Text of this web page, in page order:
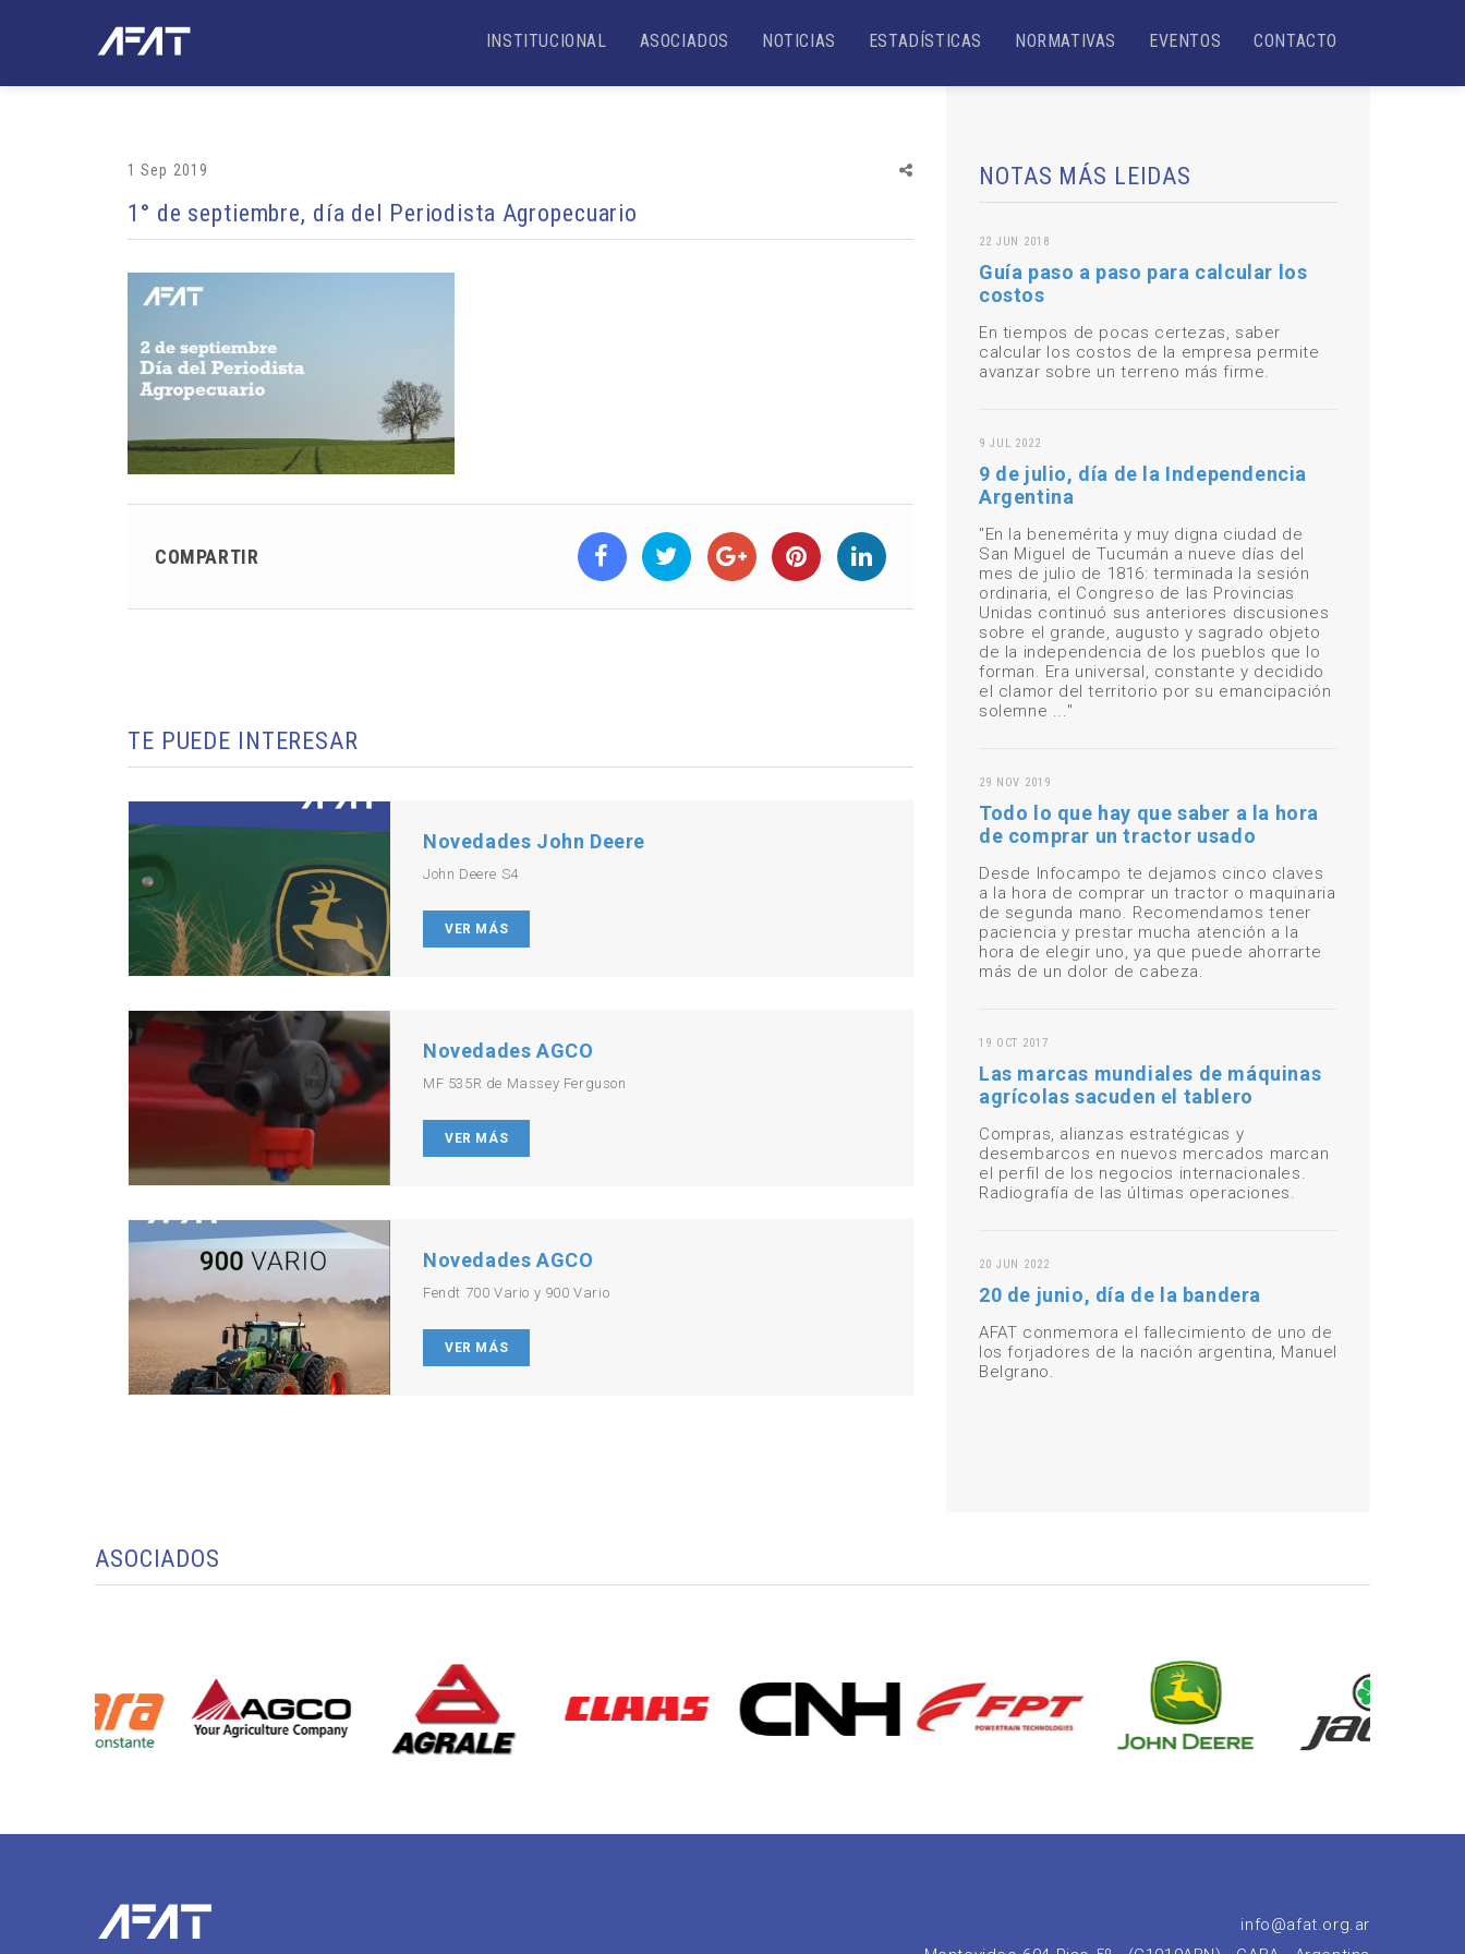
INSTITUCIONAL ASOCIADOS NOTICIAS ESTADÍSTICAS NORMATIVAS EVENTOS CONTACTO
1 Sep 2019
1° de septiembre, día del Periodista Agropecuario
COMPARTIR
TE PUEDE INTERESAR
Novedades John Deere
John Deere S4
VER MÁS
Novedades AGCO
MF 535R de Massey Ferguson
VER MÁS
Novedades AGCO
Fendt 700 Vario y 900 Vario
VER MÁS
NOTAS MÁS LEIDAS
22 JUN 2018
Guía paso a paso para calcular los
costos
En tiempos de pocas certezas, saber
calcular los costos de la empresa permite
avanzar sobre un terreno más firme.
9 JUL 2022
9 de julio, día de la Independencia
Argentina
"En la benemérita y muy digna ciudad de
San Miguel de Tucumán a nueve días del
mes de julio de 1816: terminada la sesión
ordinaria, el Congreso de las Provincias
Unidas continuó sus anteriores discusiones
sobre el grande, augusto y sagrado objeto
de la independencia de los pueblos que lo
forman. Era universal, constante y decidido
el clamor del territorio por su emancipación
solemne ..."
29 NOV 2019
Todo lo que hay que saber a la hora
de comprar un tractor usado
Desde Infocampo te dejamos cinco claves
a la hora de comprar un tractor o maquinaria
de segunda mano. Recomendamos tener
paciencia y prestar mucha atención a la
hora de elegir uno, ya que puede ahorrarte
más de un dolor de cabeza.
19 OCT 2017
Las marcas mundiales de máquinas
agrícolas sacuden el tablero
Compras, alianzas estratégicas y
desembarcos en nuevos mercados marcan
el perfil de los negocios internacionales.
Radiografía de las últimas operaciones.
20 JUN 2022
20 de junio, día de la bandera
AFAT conmemora el fallecimiento de uno de
los forjadores de la nación argentina, Manuel
Belgrano.
ASOCIADOS
info@afat.org.ar